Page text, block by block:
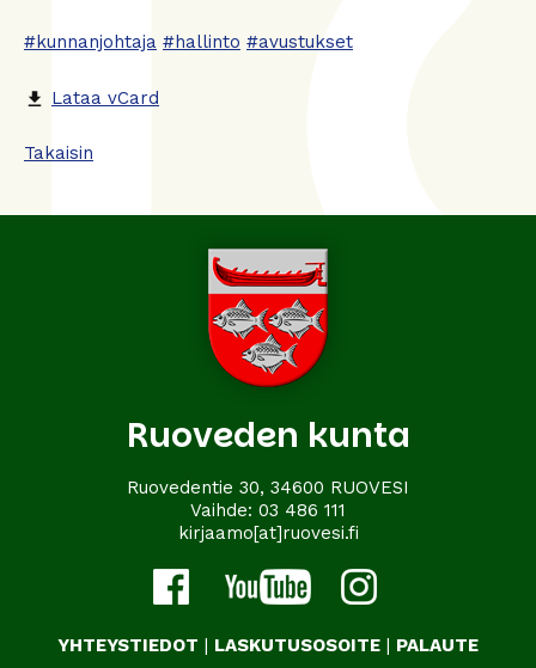
#kunnanjohtaja #hallinto #avustukset
file_download Lataa vCard
Takaisin
Ruoveden kunta
Ruovedentie 30, 34600 RUOVESI
Vaihde: 03 486 111
kirjaamo[at]ruovesi.fi
YHTEYSTIEDOT | LASKUTUSOSOITE | PALAUTE